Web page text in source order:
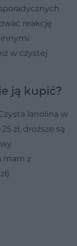
reakcję
innymi
w czystej
ją kupić?
lanolina w
zł, droższe są
mam z